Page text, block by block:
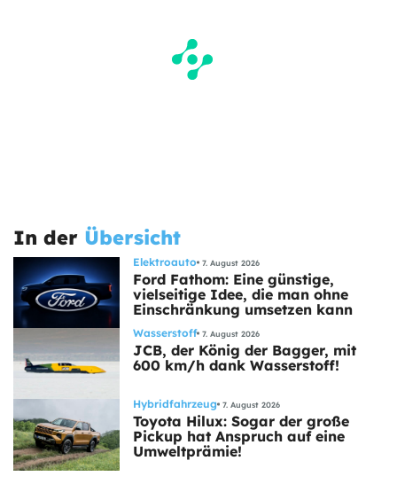
In der Übersicht
Elektroauto 7. August 2026
Ford Fathom: Eine günstige,
vielseitige Idee, die man ohne
Einschränkung umsetzen kann
Wasserstoff 7. August 2026
JCB, der König der Bagger, mit
600 km/h dank Wasserstoff!
Hybridfahrzeug 7. August 2026
Toyota Hilux: Sogar der große
Pickup hat Anspruch auf eine
Umweltprämie!